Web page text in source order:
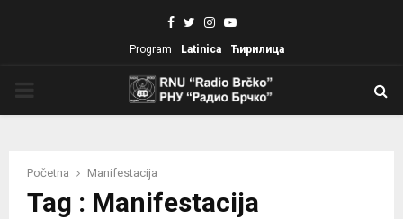
Facebook
TwitterInstagram
Youtube
Program Latinica Ћирилица
Početna Manifestacija
Tag : Manifestacija